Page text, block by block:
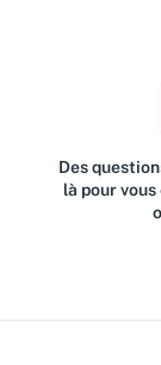
Des
là pour